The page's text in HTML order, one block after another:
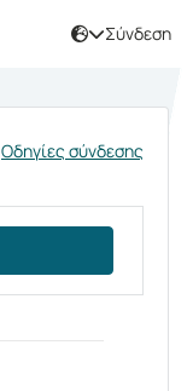
Σύνδεση
Οδηγίες σύνδεσης